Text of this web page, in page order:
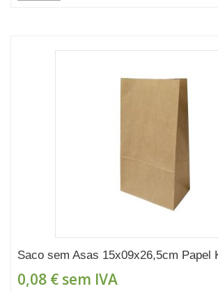
Saco sem Asas 15x09x26,5cm Papel
0,08 € sem IVA